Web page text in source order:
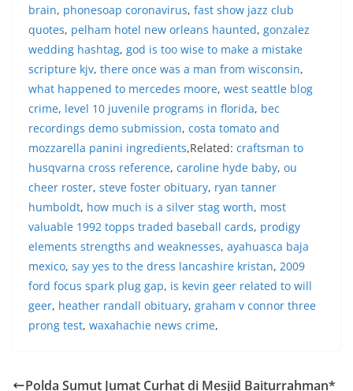
warga agar mulai mempersiapkan dan memasang
bendera Merah Putih di depan rumah masing-
masing secara penuh. Ini adalah bentuk
penghormatan kita bersama terhadap
perjuangan para pahlawan yang telah merebut
kemerdekaan,” ujar Aiptu Muliyadi Suraukur saat
berdialog dengan warga.‎‎Ia juga menambahkan
agar warga memperhatikan kondisi bendera yang
akan dikibarkan, memastikan bendera dalam
keadaan bersih, tidak sobek, dan layak untuk
dikibarkan sebagai simbol kehormatan
negara.‎‎‎Selain menyampaikan imbauan terkait
bendera, kegiatan sambang DDS ini juga
dimanfaatkan sebagai sarana deteksi dini (early
warning) guna mengantisipasi potensi gangguan
keamanan dan ketertiban masyarakat
(Kamtibmas) di lingkungan tempat tinggal warga.
Melalui interaksi langsung tersebut,
Bhabinkamtibmas dapat menghimpun informasi
awal terkait situasi sosial, potensi kerawanan,
maupun hal-hal yang dapat mengganggu
brain, phonesoap coronavirus, fast show jazz club
quotes, pelham hotel new orleans haunted, gonzalez
wedding hashtag, god is too wise to make a mistake
scripture kjv, there once was a man from wisconsin,
what happened to mercedes moore, west seattle blog
crime, level 10 juvenile programs in florida, bec
recordings demo submission, costa tomato and
mozzarella panini ingredients,Related: craftsman to
husqvarna cross reference, caroline hyde baby, ou
cheer roster, steve foster obituary, ryan tanner
humboldt, how much is a silver stag worth, most
valuable 1992 topps traded baseball cards, prodigy
elements strengths and weaknesses, ayahuasca baja
mexico, say yes to the dress lancashire kristan, 2009
ford focus spark plug gap, is kevin geer related to will
geer, heather randall obituary, graham v connor three
prong test, waxahachie news crime,
Polda Sumut Jumat Curhat di Mesjid Baiturrahman*